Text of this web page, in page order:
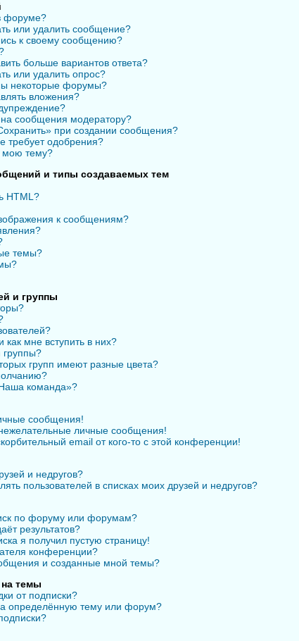
форуме?
или удалить сообщение?
к своему сообщению?
больше вариантов ответа?
или удалить опрос?
некоторые форумы?
вложения?
сообщения модератору?
при создании сообщения?
требует одобрения?
мою тему?
и типы создаваемых тем
HTML?
к сообщениям?
темы?
и группы
как мне вступить в них?
группы?
групп имеют разные цвета?
команда»?
сообщения!
личные сообщения!
email от кого-то с этой конференции!
и недругов?
пользователей в списках моих друзей и недругов?
по форуму или форумам?
результатов?
я получил пустую страницу!
конференции?
и созданные мной темы?
на темы
от подписки?
определённую тему или форум?